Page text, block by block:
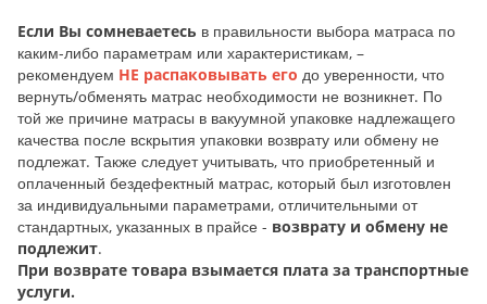
Если Вы сомневаетесь в правильности выбора матраса по
каким-либо параметрам или характеристикам, –
рекомендуем НЕ распаковывать его до уверенности, что
вернуть/обменять матрас необходимости не возникнет. По
той же причине матрасы в вакуумной упаковке надлежащего
качества после вскрытия упаковки возврату или обмену не
подлежат. Также следует учитывать, что приобретенный и
оплаченный бездефектный матрас, который был изготовлен
за индивидуальными параметрами, отличительными от
стандартных, указанных в прайсе - возврату и обмену не
подлежит.
При возврате товара взымается плата за транспортные
услуги.